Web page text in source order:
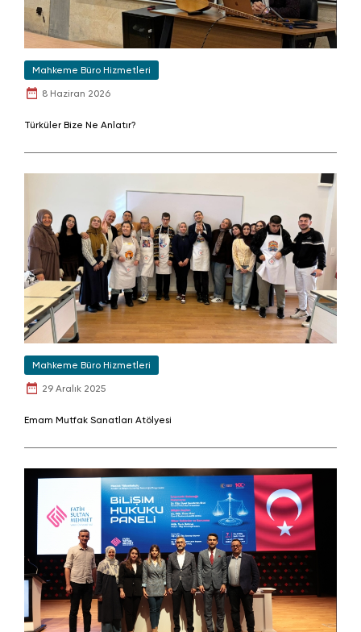
Mahkeme Büro Hizmetleri
8 Haziran 2026
Türküler Bize Ne Anlatır?
Mahkeme Büro Hizmetleri
29 Aralık 2025
Emam Mutfak Sanatları Atölyesi